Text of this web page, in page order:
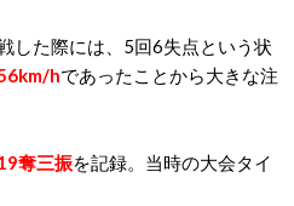
した際には、5回6失点という状
hであったことから大きな注
奪三振を記録。当時の大会タイ